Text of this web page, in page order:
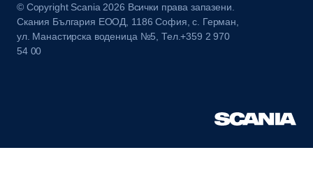
© Copyright Scania 2026 Всички права запазени.
Скания България ЕООД, 1186 София, с. Герман,
ул. Манастирска воденица №5, Тел.+359 2 970
54 00